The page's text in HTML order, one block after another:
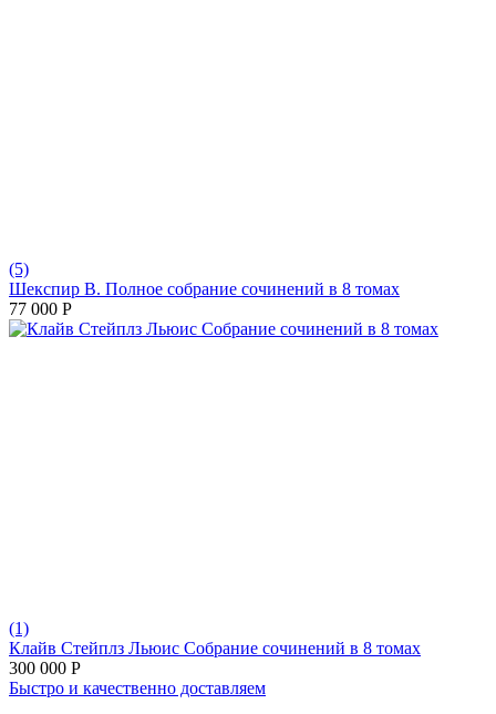
(5)
Шекспир В. Полное собрание сочинений в 8 томах
77 000 Р
(1)
Клайв Стейплз Льюис Собрание сочинений в 8 томах
300 000 Р
Быстро и качественно доставляем